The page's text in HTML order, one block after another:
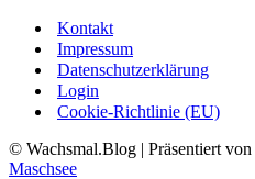
Kontakt
Impressum
Datenschutzerklärung
Login
Cookie-Richtlinie (EU)
© Wachsmal.Blog | Präsentiert von
Maschsee